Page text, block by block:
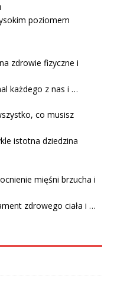
poziomem
zdrowie fizyczne i
każdego z nas i …
co musisz
istotna dziedzina
mięśni brzucha i
zdrowego ciała i …